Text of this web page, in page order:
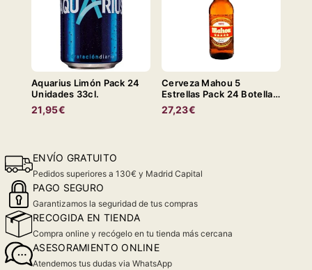
Aquarius Limón Pack 24
Unidades 33cl.
21,95€
Cerveza Mahou 5
Estrellas Pack 24 Botella
33cl.
27,23€
ENVÍO GRATUITO
Pedidos superiores a 130€ y Madrid Capital
PAGO SEGURO
Garantizamos la seguridad de tus compras
RECOGIDA EN TIENDA
Compra online y recógelo en tu tienda más cercana
ASESORAMIENTO ONLINE
Atendemos tus dudas via WhatsApp